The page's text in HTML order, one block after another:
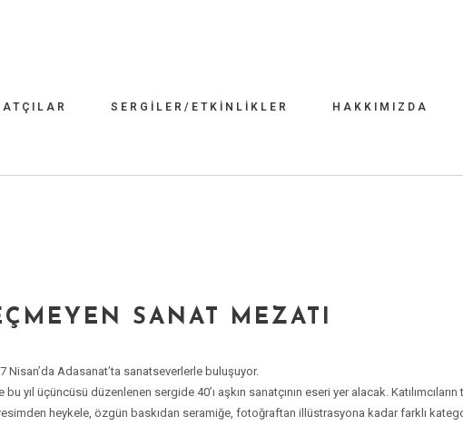
SERGILER/ETKINLIKLER HAKKIMIZDA
SANAT MEZATI
Adasanat’ta sanatseverlerle buluşuyor.
bu yıl üçüncüsü düzenlenen sergide 40’ı aşkın sanatçının eseri yer alacak.
heykele, özgün baskıdan seramiğe, fotoğraftan illüstrasyona kadar farklı